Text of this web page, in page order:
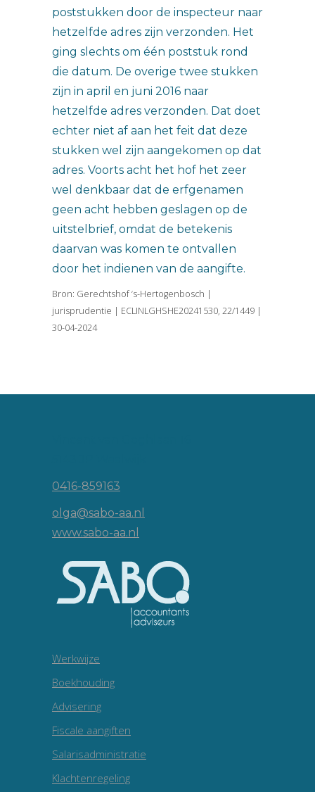
poststukken door de inspecteur naar
hetzelfde adres zijn verzonden. Het
ging slechts om één poststuk rond
die datum. De overige twee stukken
zijn in april en juni 2016 naar
hetzelfde adres verzonden. Dat doet
echter niet af aan het feit dat deze
stukken wel zijn aangekomen op dat
adres. Voorts acht het hof het zeer
wel denkbaar dat de erfgenamen
geen acht hebben geslagen op de
uitstelbrief, omdat de betekenis
daarvan was komen te ontvallen
door het indienen van de aangifte.
Bron: Gerechtshof ‘s-Hertogenbosch |
jurisprudentie | ECLINLGHSHE20241530, 22/1449 |
30-04-2024
0416-859163
olga@sabo-aa.nl
www.sabo-aa.nl
Werkwijze
Boekhouding
Advisering
Fiscale aangiften
Salarisadministratie
Klachtenregeling